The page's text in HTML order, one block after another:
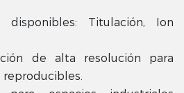
disponibles: Titulación, Ion
de alta resolución para
reproducibles.